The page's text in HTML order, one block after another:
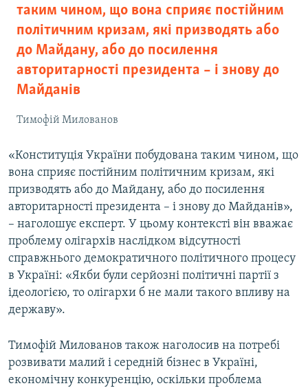
таким чином, що вона сприяє постійним
політичним кризам, які призводять або
до Майдану, або до посилення
авторитарності президента – і знову до
Майданів
Тимофій Милованов
«Конституція України побудована таким чином, що
вона сприяє постійним політичним кризам, які
призводять або до Майдану, або до посилення
авторитарності президента – і знову до Майданів»,
– наголошує експерт. У цьому контексті він вважає
проблему олігархів наслідком відсутності
справжнього демократичного політичного процесу
в Україні: «Якби були серйозні політичні партії з
ідеологією, то олігархи б не мали такого впливу на
державу».
Тимофій Милованов також наголосив на потребі
розвивати малий і середній бізнес в Україні,
економічну конкуренцію, оскільки проблема